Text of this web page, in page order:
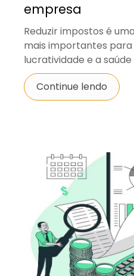
empresa
Reduzir impostos é
mais importantes
lucratividade e a saúde
Continue lendo